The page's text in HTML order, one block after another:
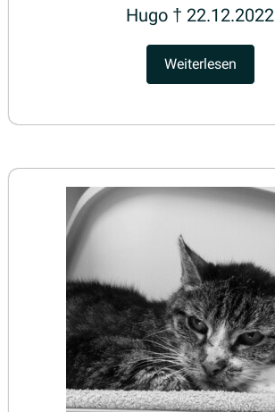
Hugo † 22.12.2022
Weiterlesen